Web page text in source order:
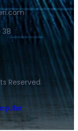
38
Reserved.